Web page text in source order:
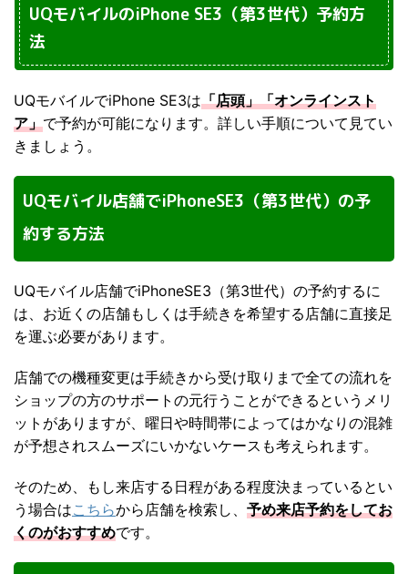
UQモバイルのiPhone SE3（第3世代）予約方
法
UQモバイルでiPhone SE3は「店頭」「オンラインスト
ア」で予約が可能になります。詳しい手順について見てい
きましょう。
UQモバイル店舗でiPhoneSE3（第3世代）の予
約する方法
UQモバイル店舗でiPhoneSE3（第3世代）の予約するに
は、お近くの店舗もしくは手続きを希望する店舗に直接足
を運ぶ必要があります。
店舗での機種変更は手続きから受け取りまで全ての流れを
ショップの方のサポートの元行うことができるというメリ
ットがありますが、曜日や時間帯によってはかなりの混雑
が予想されスムーズにいかないケースも考えられます。
そのため、もし来店する日程がある程度決まっているとい
う場合はこちらから店舗を検索し、 予め来店予約をしてお
くのがおすすめです。